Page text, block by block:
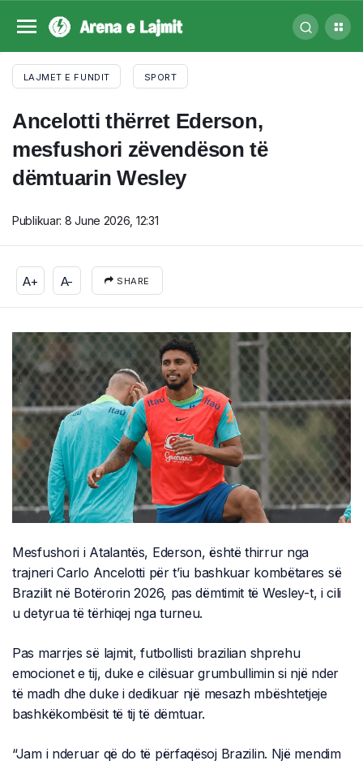
LAJMET E FUNDIT SPORT
Ancelotti thërret Ederson,
mesfushori zëvendëson të
dëmtuarin Wesley
Publikuar: 8 June 2026, 12:31
A+ A- SHARE
Mesfushori i Atalantës, Ederson, është thirrur nga
trajneri Carlo Ancelotti për t’iu bashkuar kombëtares së
Brazilit në Botërorin 2026, pas dëmtimit të Wesley-t, i cili
u detyrua të tërhiqej nga turneu.
Pas marrjes së lajmit, futbollisti brazilian shprehu
emocionet e tij, duke e cilësuar grumbullimin si një nder
të madh dhe duke i dedikuar një mesazh mbështetjeje
bashkëkombësit të tij të dëmtuar.
“Jam i nderuar që do të përfaqësoj Brazilin. Një mendim